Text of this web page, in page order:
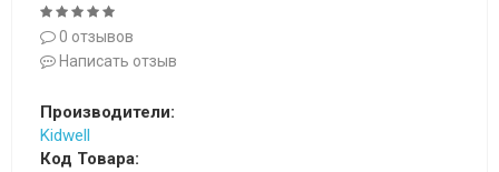
0 отзывов
Написать отзыв
Производители:
Kidwell
Код Товара: